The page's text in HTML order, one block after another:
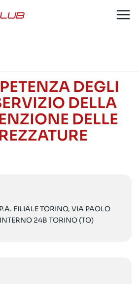
DEGLI
DELLA
DELLE
FILIALE TORINO, VIA PAOLO
24B TORINO (TO)